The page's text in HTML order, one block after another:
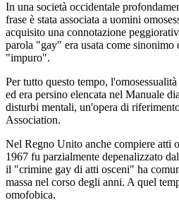
In una società occidentale
frase è stata associata a uomini
acquisito una connotazione
parola "gay" era usata come
"impuro".
Per tutto questo tempo,
ed era persino elencata nel Manuale
disturbi mentali, un'opera di
Association.
Nel Regno Unito anche compiere atti
1967 fu parzialmente depenalizzato
il "crimine gay di atti osceni" ha
massa nel corso degli anni. A quel
omofobica.